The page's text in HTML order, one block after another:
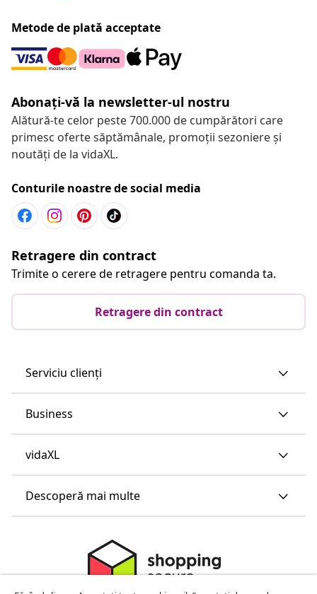
Metode de plată acceptate
Abonați-vă la newsletter-ul nostru
Alătură-te celor peste 700.000 de cumpărători care
primesc oferte săptămânale, promoții sezoniere și
noutăți de la vidaXL.
Conturile noastre de social media
Retragere din contract
Trimite o cerere de retragere pentru comanda ta.
Retragere din contract
Serviciu clienți
Business
vidaXL
Descoperă mai multe